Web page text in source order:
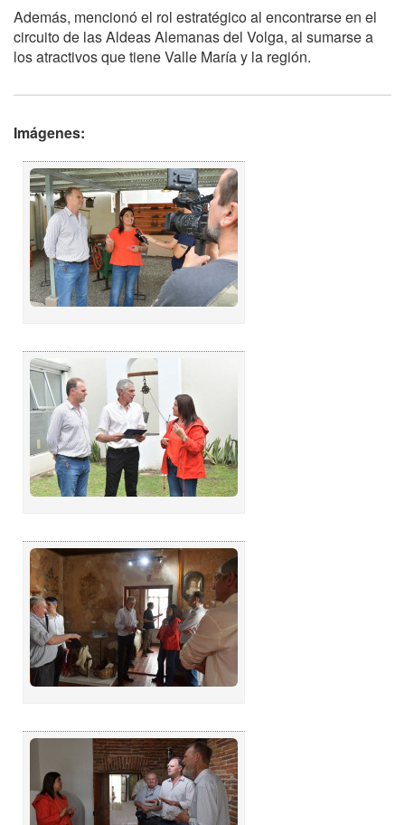
Además, mencionó el rol estratégico al encontrarse en el
circuito de las Aldeas Alemanas del Volga, al sumarse a
los atractivos que tiene Valle María y la región.
Imágenes: